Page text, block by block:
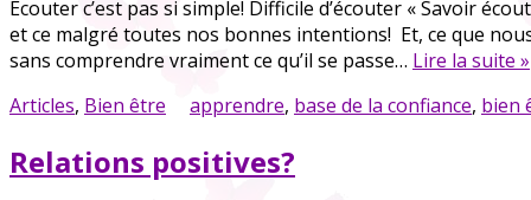
Ecouter c’est pas si simple! Difficile d’écouter « Savoir
et ce malgré toutes nos bonnes intentions! Et, ce que
sans comprendre vraiment ce qu’il se passe… Lire la suite »
Articles, Bien être apprendre, base de la confiance, bien
Relations positives?